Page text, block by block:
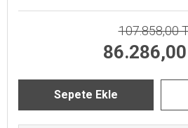
107.858,00